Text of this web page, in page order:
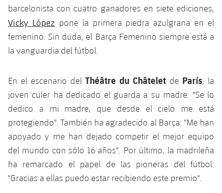
barcelonista con cuatro ganadores en siete ediciones,
Vicky López pone la primera piedra azulgrana en el
femenino. Sin duda, el Barça Femenino siempre está a
la vanguardia del fútbol.
En el escenario del Théâtre du Châtelet de París, la
joven culer ha dedicado el guarda a su madre: "Se lo
dedico a mi madre, que desde el cielo me está
protegiendo". También ha agradecido al Barça: "Me han
apoyado y me han dejado competir el mejor equipo
del mundo con sólo 16 años". Por último, la madrileña
ha remarcado el papel de las pioneras del fútbol:
"Gracias a ellas puedo estar recibiendo este premio".